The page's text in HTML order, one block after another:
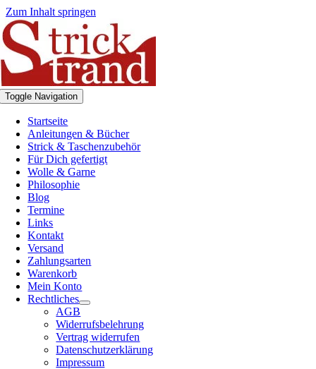
Zum Inhalt springen
Toggle Navigation
Startseite
Anleitungen & Bücher
Strick & Taschenzubehör
Für Dich gefertigt
Wolle & Garne
Philosophie
Blog
Termine
Links
Kontakt
Versand
Zahlungsarten
Warenkorb
Mein Konto
Rechtliches
AGB
Widerrufsbelehrung
Vertrag widerrufen
Datenschutzerklärung
Impressum